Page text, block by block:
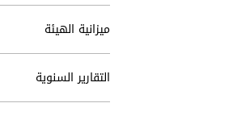
ميزانية الهيئة
التقارير السنوية